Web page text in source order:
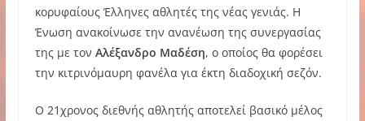
κορυφαίους Έλληνες αθλητές της νέας γενιάς. Η
Ένωση ανακοίνωσε την ανανέωση της συνεργασίας
της με τον Αλέξανδρο Μαδέση, ο οποίος θα φορέσει
την κιτρινόμαυρη φανέλα για έκτη διαδοχική σεζόν.
Ο 21χρονος διεθνής αθλητής αποτελεί βασικό μέλος